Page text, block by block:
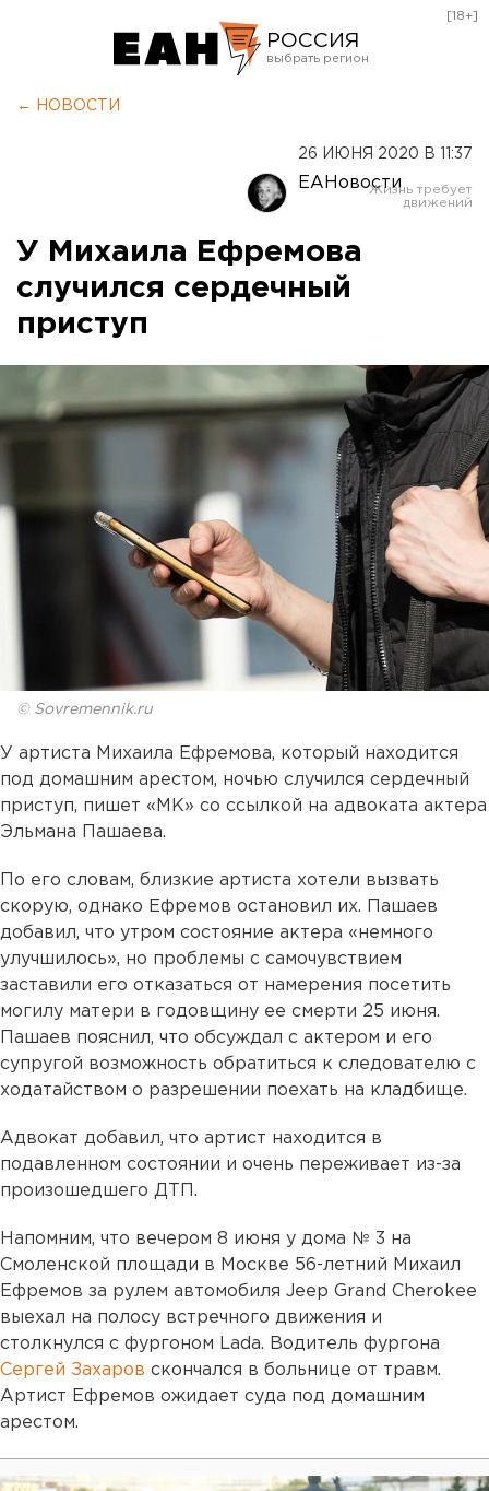
РОССИЯ
Оренбург
[18+]
← НОВОСТИ
26 ИЮНЯ 2020 В 11:37
ЕАНовости
У Михаила Ефремова
случился сердечный
приступ
© Sovremennik.ru
У артиста Михаила Ефремова, который находится
под домашним арестом, ночью случился сердечный
приступ, пишет «МК» со ссылкой на адвоката актера
Эльмана Пашаева.
По его словам, близкие артиста хотели вызвать
скорую, однако Ефремов остановил их. Пашаев
добавил, что утром состояние актера «немного
улучшилось», но проблемы с самочувствием
заставили его отказаться от намерения посетить
могилу матери в годовщину ее смерти 25 июня.
Пашаев пояснил, что обсуждал с актером и его
супругой возможность обратиться к следователю с
ходатайством о разрешении поехать на кладбище.
Адвокат добавил, что артист находится в
подавленном состоянии и очень переживает из-за
произошедшего ДТП.
Напомним, что вечером 8 июня у дома № 3 на
Смоленской площади в Москве 56-летний Михаил
Ефремов за рулем автомобиля Jeep Grand Cherokee
выехал на полосу встречного движения и
столкнулся с фургоном Lada. Водитель фургона
Сергей Захаров скончался в больнице от травм.
Артист Ефремов ожидает суда под домашним
арестом.